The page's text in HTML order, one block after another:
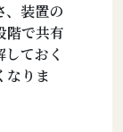
、装置の
階で共有
ておく
なりま